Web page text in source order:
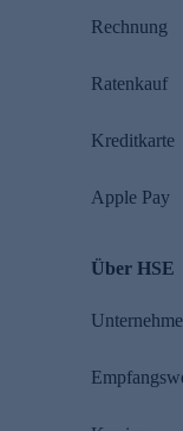
Rechnung
Ratenkauf
Kreditkarte
Apple Pay
Über HSE